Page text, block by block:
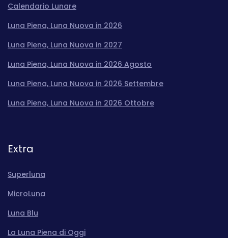
Calendario Lunare
Luna Piena, Luna Nuova in 2026
Luna Piena, Luna Nuova in 2027
Luna Piena, Luna Nuova in 2026 Agosto
Luna Piena, Luna Nuova in 2026 Settembre
Luna Piena, Luna Nuova in 2026 Ottobre
Extra
Superluna
MicroLuna
Luna Blu
La Luna Piena di Oggi